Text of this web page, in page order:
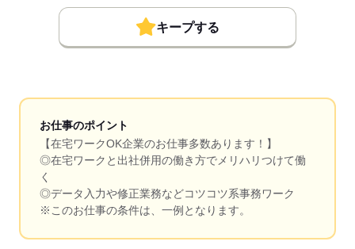
キープする
お仕事のポイント
【在宅ワークOK企業のお仕事多数あります！】
◎在宅ワークと出社併用の働き方でメリハリつけて働
く
◎データ入力や修正業務などコツコツ系事務ワーク
※このお仕事の条件は、一例となります。